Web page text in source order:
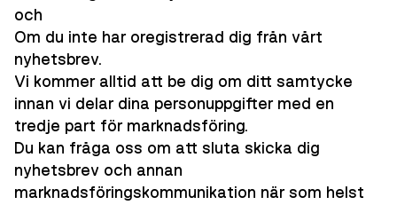
och
Om du inte har oregistrerad dig från vårt
nyhetsbrev.
Vi kommer alltid att be dig om ditt samtycke
innan vi delar dina personuppgifter med en
tredje part för marknadsföring.
Du kan fråga oss om att sluta skicka dig
nyhetsbrev och annan
marknadsföringskommunikation när som helst